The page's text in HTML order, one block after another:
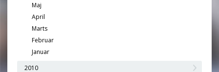
Maj
April
Marts
Februar
Januar
2010